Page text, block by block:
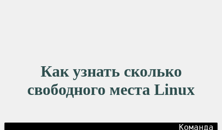
Как узнать сколько
свободного места Linux